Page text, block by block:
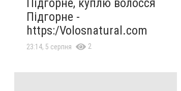
Підгорне, куплю волосся
Підгорне -
https:/Volosnatural.com
23:14, 5 серпня 2